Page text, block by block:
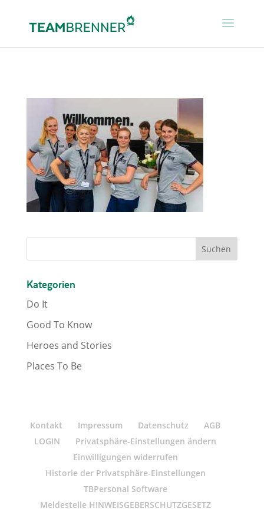
Kategorien
Do It
Good To Know
Heroes and Stories
Places To Be
Kontakt Impressum Datenschutz
AGB
LOGIN
Privatsphäre-Einstellungen ändern
Einwilligungen widerrufen
Historie der Privatsphäre-Einstellungen
TBPersonal Software
Meldestelle HINWEISGEBERSCHUTZGESETZ